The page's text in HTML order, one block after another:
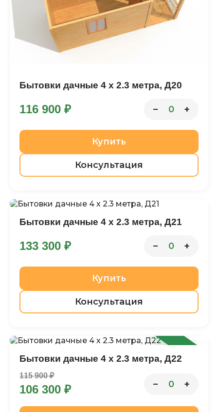
Бытовки дачные 4 х 2.3 метра, Д20
116 900 ₽ − 0 +
Купить
Консультация
Бытовки дачные 4 х 2.3 метра, Д21
133 300 ₽ − 0 +
Купить
Консультация
-8%
Бытовки дачные 4 х 2.3 метра, Д22
115 900 ₽
106 300 ₽ − 0 +